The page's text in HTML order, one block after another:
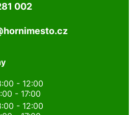
002
- 12:00
- 17:00
- 12:00